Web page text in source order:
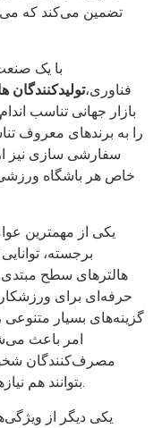
تضمین می‌کند که
با یک
فناوری،تولیدکنندگان
بازار جهانی تناسب
را به برندهای معروف
سفارشی سازی نیز
خاص هر باشگاه
یکی از مهمترین
برجسته،
هالترهای سطح
حرفه‌ای برای
گزینه‌های بسیار متنوعی
امر باعث
مصرف‌کنندگان
بتوانند هم نیازهای بودجه و هم عملکرد را برآورده کنند.
یکی دیگر از